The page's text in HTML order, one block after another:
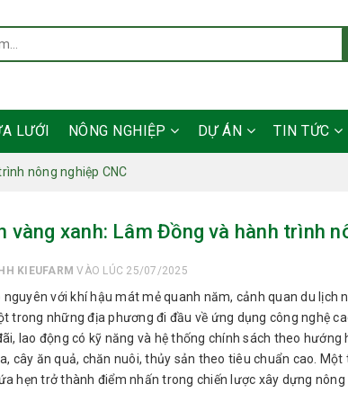
LƯỚI NÔNG NGHIỆP DỰ ÁN TIN TỨC
nông nghiệp CNC
vàng xanh: Lâm Đồng và hành trình
KIEUFARM VÀO LÚC 25/07/2025
nguyên với khí hậu mát mẻ quanh năm, cảnh quan du lịch
trong những địa phương đi đầu về ứng dụng công nghệ
lao động có kỹ năng và hệ thống chính sách theo
cây ăn quả, chăn nuôi, thủy sản theo tiêu chuẩn cao.
hẹn trở thành điểm nhấn trong chiến lược xây dựng